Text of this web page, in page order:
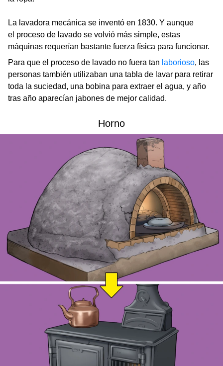
La lavadora mecánica se inventó en 1830. Y aunque
el proceso de lavado se volvió más simple, estas
máquinas requerían bastante fuerza física para funcionar.
Para que el proceso de lavado no fuera tan laborioso, las
personas también utilizaban una tabla de lavar para retirar
toda la suciedad, una bobina para extraer el agua, y año
tras año aparecían jabones de mejor calidad.
Horno